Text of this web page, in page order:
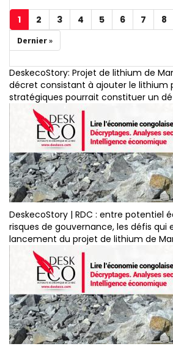
Pagination
Page
courante
1 Page
2 Page
3 Page
4 Page
5 Page
6 Page
7 8
Dernière
page
Dernier »
DeskecoStory: Projet de lithium de
décret consistant à ajouter le lithium
stratégiques pourrait constituer un
DeskecoStory | RDC : entre potentiel
risques de gouvernance, les défis qui
lancement du projet de lithium de